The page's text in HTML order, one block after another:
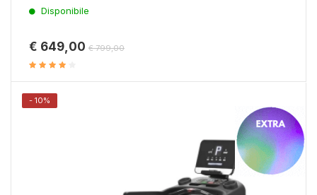
Disponibile
€ 649,00 € 799,00
- 10%